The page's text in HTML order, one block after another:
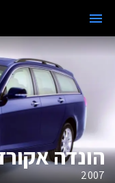
הונדה
2007